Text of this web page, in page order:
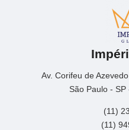
Av. Corifeu de
São Paulo -
(11)
(11)